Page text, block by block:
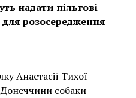
надати пільгові
розосередження
Анастасії Тихої
Донеччини собаки